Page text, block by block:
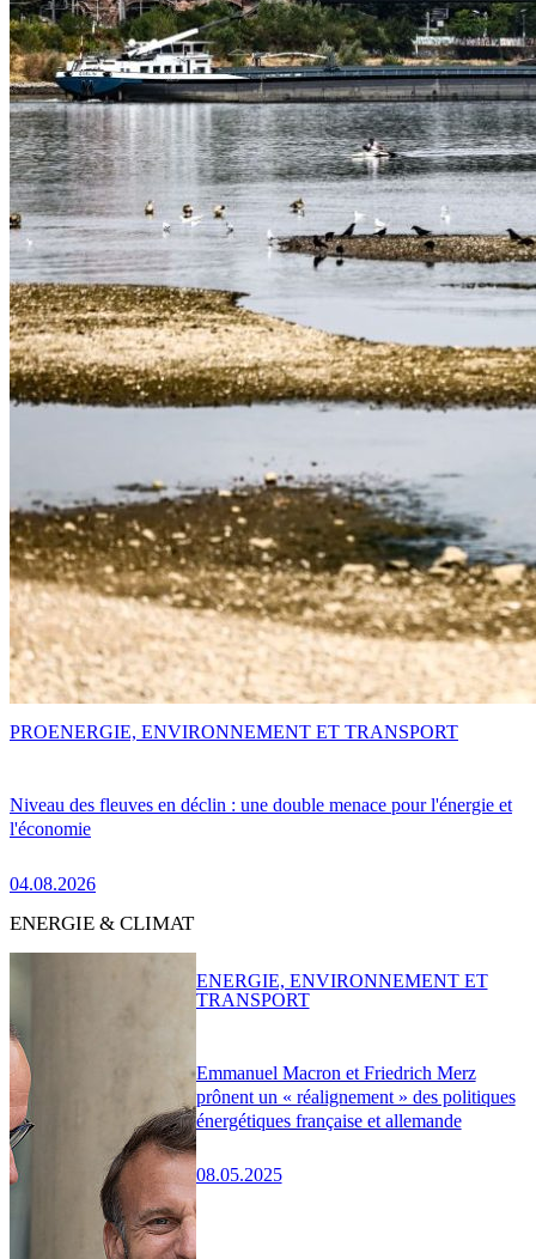
Niveau des fleuves en déclin : une double menace pour l'énergie et
l'économie
04.08.2026
PROENERGIE, ENVIRONNEMENT ET TRANSPORT
ENERGIE & CLIMAT
Emmanuel Macron et Friedrich Merz
prônent un « réalignement » des politiques
énergétiques française et allemande
08.05.2025
ENERGIE, ENVIRONNEMENT ET
TRANSPORT